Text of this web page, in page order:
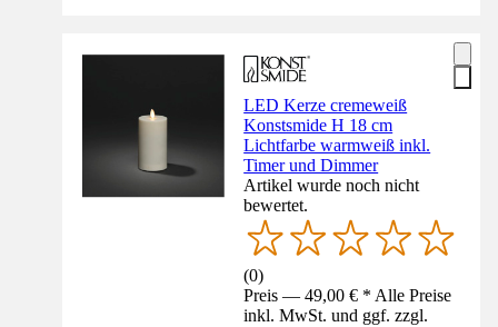
LED Kerze cremeweiß
Konstsmide H 18 cm
Lichtfarbe warmweiß inkl.
Timer und Dimmer
Artikel wurde noch nicht
bewertet.
(0)
Preis — 49,00 € * Alle Preise
inkl. MwSt. und ggf. zzgl.